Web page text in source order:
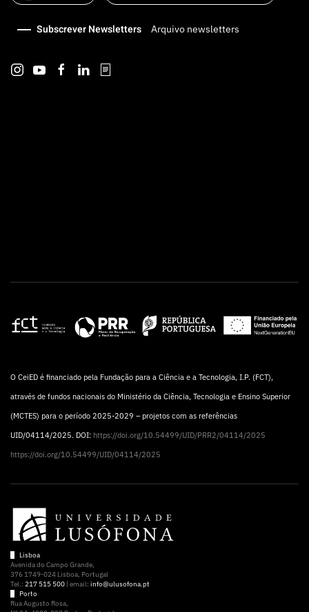
Subscrever Newsletters Arquivo newsletters
O CeiED é financiado pela Fundação para a Ciência e a Tecnologia, I.P. (FCT),
através de fundos nacionais do Ministério da Ciência, Tecnologia e Ensino Superior
(MCTES) para o período 2025-2029 – projetos com as referências
UID/04114/2025. DOI: https://doi.org/10.54499/UID/PRR2/04114/2025
https://doi.org/10.54499/UID/04114/2025
Lisboa
Avenida do Campo Grande,
376 1749-024 Lisboa, Portugal
Tel.: 217 515 500 | email: info@ulusofona.pt
Porto
Rua Augusto Rosa,